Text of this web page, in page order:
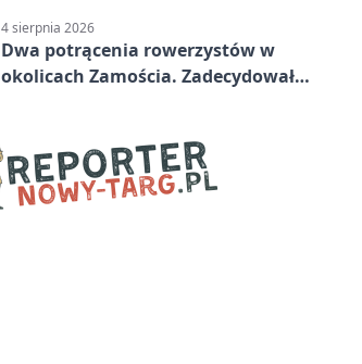
4 sierpnia 2026
Dwa potrącenia rowerzystów w
okolicach Zamościa. Zadecydowało